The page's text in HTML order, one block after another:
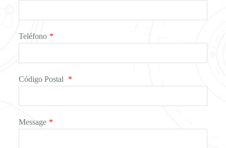
Teléfono *
Código Postal *
Message *